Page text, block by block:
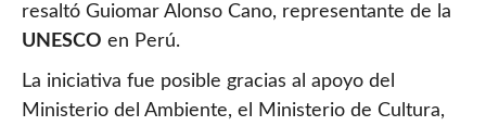
resaltó Guiomar Alonso Cano, representante de la
UNESCO en Perú.
La iniciativa fue posible gracias al apoyo del
Ministerio del Ambiente, el Ministerio de Cultura,